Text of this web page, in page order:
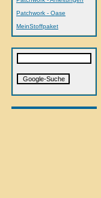
Patchwork - Oase
MeinStoffpaket